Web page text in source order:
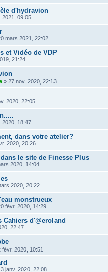
d'hydravion
2021, 09:05
mars 2021, 22:02
et Vidéo de VDP
21:24
» 27 nov. 2020, 22:13
2020, 22:05
2020, 18:47
dans votre atelier?
2020, 20:26
le site de Finesse Plus
2020, 14:04
2020, 20:22
monstrueux
févr. 2020, 14:29
Cahiers d'@eroland
22:47
févr. 2020, 10:51
janv. 2020, 22:08